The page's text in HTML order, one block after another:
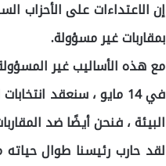
إن الاعتداءات على الأحزاب
بمقاربات غير مسؤولة.
مع هذه الأساليب غير
في 14 مايو ، سنعقد
البيئة ، فنحن أيضًا ضد
لقد حارب رئيسنا طوال